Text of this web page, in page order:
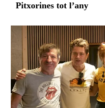
Pitxorines tot l’any